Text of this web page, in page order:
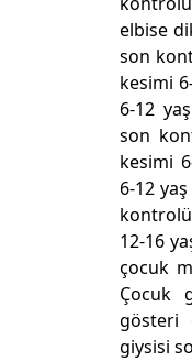
elbise
son
kesimi
6-12
son
kesimi
6-12
12-16
çocuk
Çocuk
gösteri
giysisi